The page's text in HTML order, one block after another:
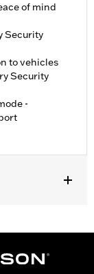
of mind
Security
to vehicles
Security
-
'25-later
with H-D®